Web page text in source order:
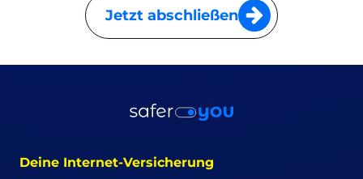
Jetzt abschließen
Deine Internet-Versicherung